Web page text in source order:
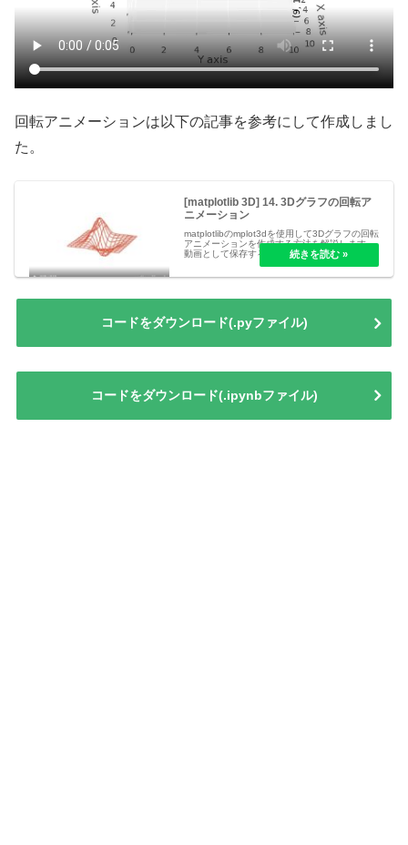
回転アニメーションは以下の記事を参考にして作成しまし
た。
[matplotlib 3D] 14. 3Dグラフの回転ア
ニメーション
matplotlibのmplot3dを使用して3Dグラフの回転
アニメーションを作成する方法を解説します。
動画として保存する手順や回転角度の制御な
ど、3Dビジュアライゼーションを動的に表現す
コードをダウンロード(.pyファイル)
コードをダウンロード(.ipynbファイル)